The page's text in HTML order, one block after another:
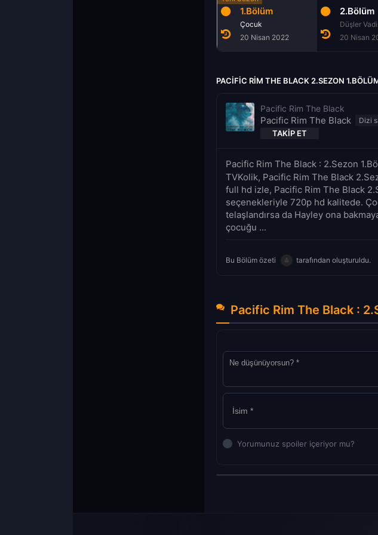
1.Bölüm
Çocuk
20 Nisan 2022
2.Bölüm
Düşler
20 Nisan
PACIFIC RIM THE BLACK 2.SEZON
Pacific Rim The Black
Pacific Rim The Black
TAKIP ET
Pacific Rim The Black : 2.Sezon
TVKolik, Pacific Rim The Black
full hd izle, Pacific Rim The Black
seçenekleriyle 720p hd kalitede.
telaşlandırsa da Hayley ona
çocuğu ...
Bu Bölüm özeti tarafından oluşturuldu.
Pacific Rim The Black :
Yorumunuz spoiler içeriyor mu?